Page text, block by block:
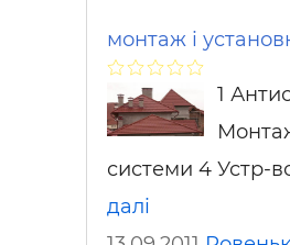
монтаж і
1
системи 4 Устр-
далі